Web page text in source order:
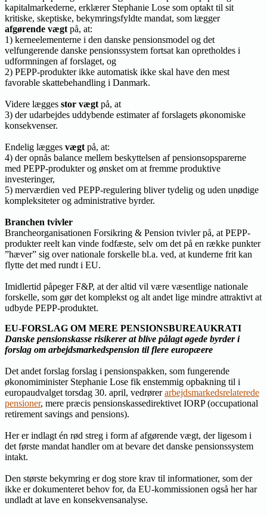
kapitalmarkederne, erklærer Stephanie Lose som optakt til sit
kritiske, skeptiske, bekymringsfyldte mandat, som lægger
afgørende vægt på, at:
1) kerneelementerne i den danske pensionsmodel og det
velfungerende danske pensionssystem fortsat kan opretholdes i
udformningen af forslaget, og
2) PEPP-produkter ikke automatisk ikke skal have den mest
favorable skattebehandling i Danmark.
Videre lægges stor vægt på, at
3) der udarbejdes uddybende estimater af forslagets økonomiske
konsekvenser.
Endelig lægges vægt på, at:
4) der opnås balance mellem beskyttelsen af pensionsopsparerne
med PEPP-produkter og ønsket om at fremme produktive
investeringer,
5) merværdien ved PEPP-regulering bliver tydelig og uden unødige
kompleksiteter og administrative byrder.
Branchen tvivler
Brancheorganisationen Forsikring & Pension tvivler på, at PEPP-
produkter reelt kan vinde fodfæste, selv om det på en række punkter
”hæver” sig over nationale forskelle bl.a. ved, at kunderne frit kan
flytte det med rundt i EU.
Imidlertid påpeger F&P, at der altid vil være væsentlige nationale
forskelle, som gør det komplekst og alt andet lige mindre attraktivt at
udbyde PEPP-produktet.
EU-FORSLAG OM MERE PENSIONSBUREAUKRATI
Danske pensionskasse risikerer at blive pålagt øgede byrder i
forslag om arbejdsmarkedspension til flere europæere
Det andet forslag forslag i pensionspakken, som fungerende
økonomiminister Stephanie Lose fik enstemmig opbakning til i
europaudvalget torsdag 30. april, vedrørerarbejdsmarkedsrelaterede
pensioner, mere præcis pensionskassedirektivet IORP (occupational
retirement savings and pensions).
Her er indlagt én rød streg i form af afgørende vægt, der ligesom i
det første mandat handler om at bevare det danske pensionssystem
intakt.
Den største bekymring er dog store krav til informationer, som der
ikke er dokumenteret behov for, da EU-kommissionen også her har
undladt at lave en konsekvensanalyse.